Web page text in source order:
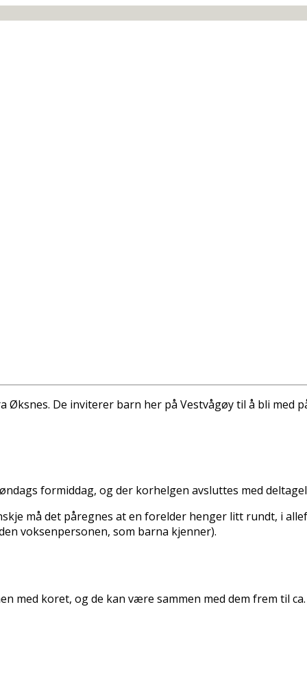
De inviterer barn her på Vestvågøy til å bli med
formiddag, og der korhelgen avsluttes med
må det påregnes at en forelder henger litt rundt, i
voksenpersonen, som barna kjenner).
med koret, og de kan være sammen med dem frem til